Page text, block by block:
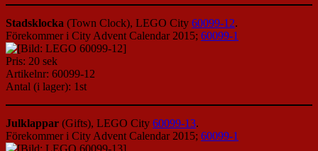
Stadsklocka (Town Clock), LEGO City 60099-12.
Förekommer i City Advent Calendar 2015; 60099-1
Pris: 20 sek
Artikelnr: 60099-12
Antal (i lager): 1st
Julklappar (Gifts), LEGO City 60099-13.
Förekommer i City Advent Calendar 2015; 60099-1